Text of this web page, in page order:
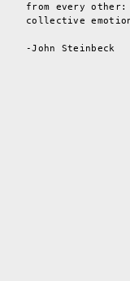
from every
collective
-John Steinbeck